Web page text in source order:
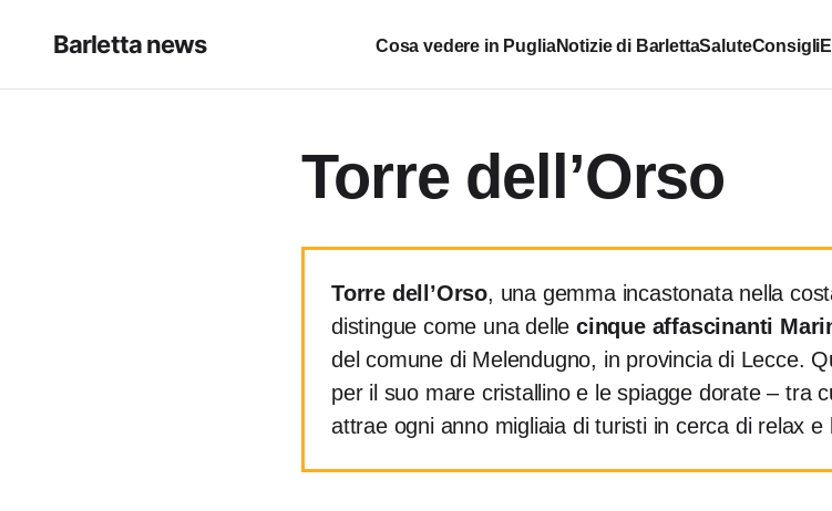
Barletta news Cosa vedere in PugliaNotizie di BarlettaSaluteConsigli
Torre dell’Orso
Torre dell’Orso, una gemma incastonata nella
distingue come una dellecinque affascinanti
del comune di Melendugno, in provincia di Lecce.
per il suo mare cristallino e le spiagge dorate – tra
attrae ogni anno migliaia di turisti in cerca di relax e